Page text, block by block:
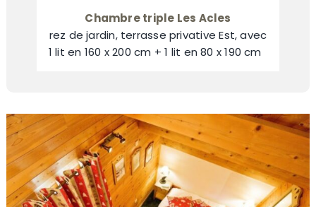
Chambre triple Les Acles
rez de jardin, terrasse privative Est, avec
1 lit en 160 x 200 cm + 1 lit en 80 x 190 cm